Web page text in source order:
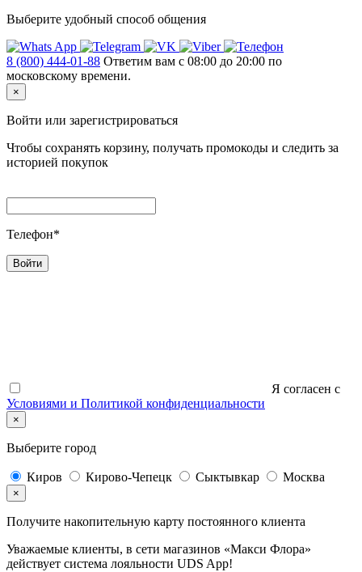
Выберите удобный способ общения
8 (800) 444-01-88 Ответим вам с 08:00 до 20:00 по
московскому времени.
×
Войти или зарегистрироваться
Чтобы сохранять корзину, получать промокоды и следить за
историей покупок
Телефон*
Войти
Я согласен c
Условиями и Политикой конфиденциальности
×
Выберите город
Киров Кирово-Чепецк Сыктывкар Москва
×
Получите накопительную карту постоянного клиента
Уважаемые клиенты, в сети магазинов «Макси Флора»
действует система лояльности UDS App!